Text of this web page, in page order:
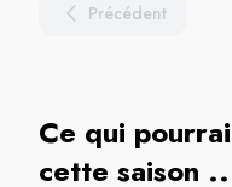
Précédent
Ce qui
cette saison